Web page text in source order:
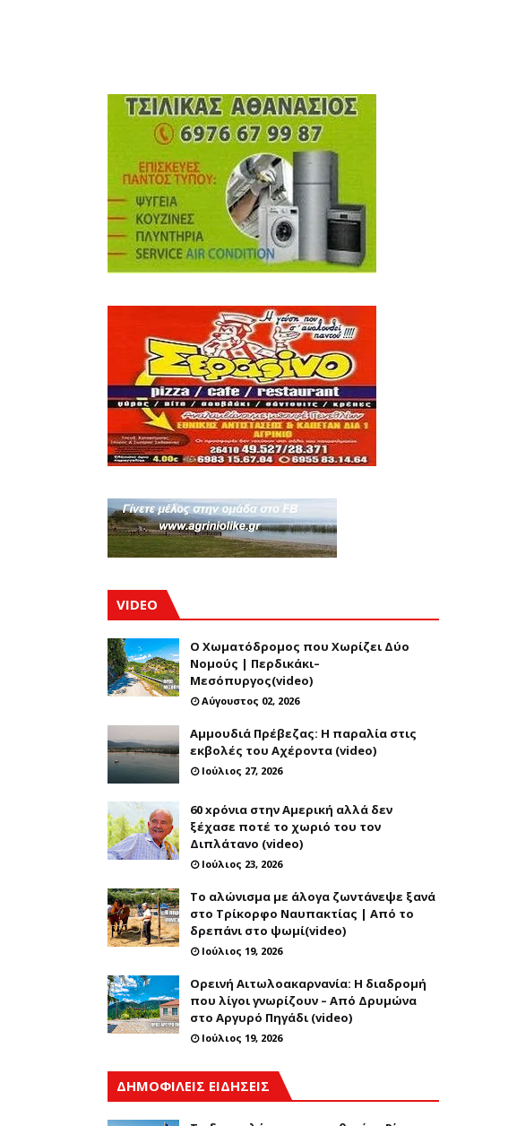
VIDEO
Ο Χωματόδρομος που Χωρίζει Δύο
Νομούς | Περδικάκι–
Μεσόπυργος(video)
Αύγουστος 02, 2026
Αμμουδιά Πρέβεζας: Η παραλία στις
εκβολές του Αχέροντα (video)
Ιούλιος 27, 2026
60 xρόνια στην Αμερική αλλά δεν
ξέχασε ποτέ το χωριό του τον
Διπλάτανο (video)
Ιούλιος 23, 2026
Το αλώνισμα με άλογα ζωντάνεψε ξανά
στο Τρίκορφο Ναυπακτίας | Από το
δρεπάνι στο ψωμί(video)
Ιούλιος 19, 2026
Ορεινή Αιτωλοακαρνανία: Η διαδρομή
που λίγοι γνωρίζουν – Από Δρυμώνα
στο Αργυρό Πηγάδι (video)
Ιούλιος 19, 2026
ΔΗΜΟΦΙΛΕΙΣ ΕΙΔΗΣΕΙΣ